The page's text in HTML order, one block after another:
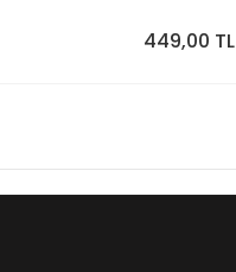
449,00 TL